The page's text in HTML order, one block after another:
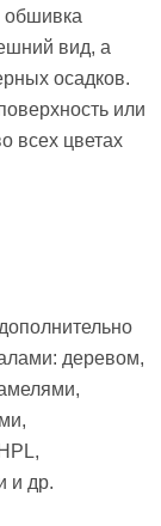
обшивка
вид, а
осадков.
или
всех цветах
деревом,
и др.